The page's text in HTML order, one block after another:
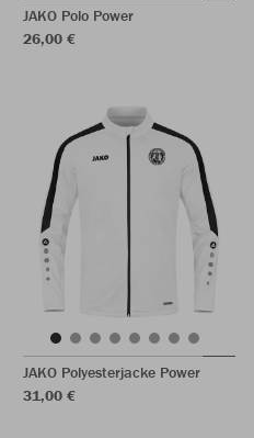
JAKO Polo Power
26,00 €
JAKO Polyesterjacke Power
31,00 €